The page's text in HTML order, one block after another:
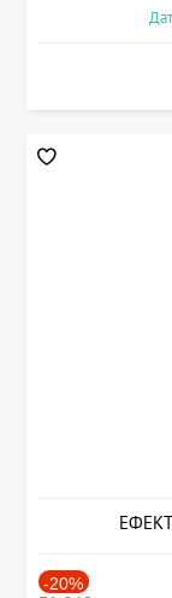
ЕФЕКТ
-20%